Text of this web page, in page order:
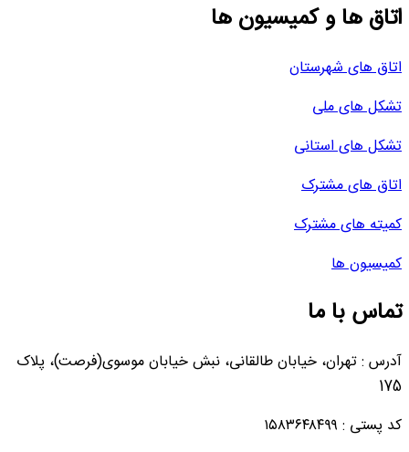
اتاق ها و کمیسیون ها
اتاق های شهرستان
تشکل های ملی
تشکل های استانی
اتاق های مشترک
کمیته های مشترک
کمیسیون ها
تماس با ما
آدرس : تهران، خیابان طالقانی، نبش خیابان موسوی(فرصت)، پلاک
175
کد پستی : ۱۵۸۳۶۴۸۴۹۹